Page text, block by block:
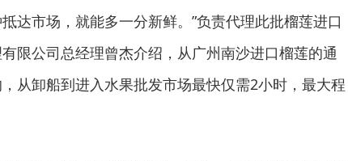
达市场，就能多一分新鲜。”负责代理此批榴莲进口
限公司总经理曾杰介绍，从广州南沙进口榴莲的通
从卸船到进入水果批发市场最快仅需2小时，最大程